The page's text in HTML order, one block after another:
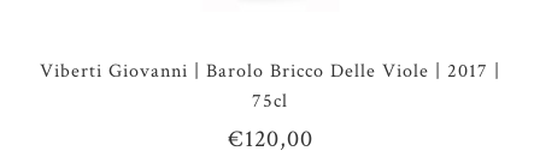
Viberti Giovanni | Barolo Bricco Delle Viole | 2017 |
75cl
€120,00